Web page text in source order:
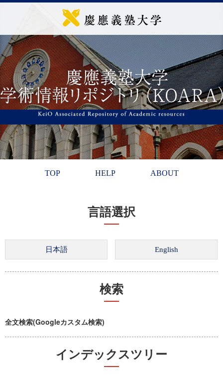
TOP HELP ABOUT
言語選択
検索
全文検索(Googleカスタム検索)
インデックスツリー